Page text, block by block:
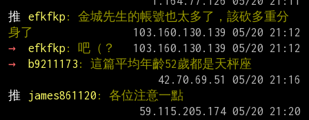
推
efkfkp : 金城先生的帳號也太多了，該砍多重分
身了
→
efkfkp : 吧（？
→
b9211173 : 這篇平均年齡52歲都是天枰座
推
james861120 : 各位注意一點